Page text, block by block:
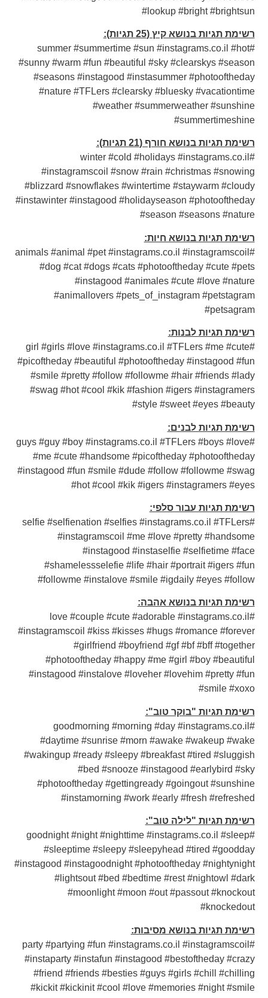
#lookup #bright #brightsun
רשימת תגיות בנושא קיץ (25 תגיות):
#summer #summertime #sun #instagrams.co.il #hot
#sunny #warm #fun #beautiful #sky #clearskys #season
#seasons #instagood #instasummer #photooftheday
#nature #TFLers #clearsky #bluesky #vacationtime
#weather #summerweather #sunshine
#summertimeshine
רשימת תגיות בנושא חורף (21 תגיות):
#winter #cold #holidays #instagrams.co.il
#instagramscoil #snow #rain #christmas #snowing
#blizzard #snowflakes #wintertime #staywarm #cloudy
#instawinter #instagood #holidayseason #photooftheday
#season #seasons #nature
רשימת תגיות בנושא חיות:
#animals #animal #pet #instagrams.co.il #instagramscoil
#dog #cat #dogs #cats #photooftheday #cute #pets
#instagood #animales #cute #love #nature
#animallovers #pets_of_instagram #petstagram
#petsagram
רשימת תגיות לבנות:
#girl #girls #love #instagrams.co.il #TFLers #me #cute
#picoftheday #beautiful #photooftheday #instagood #fun
#smile #pretty #follow #followme #hair #friends #lady
#swag #hot #cool #kik #fashion #igers #instagramers
#style #sweet #eyes #beauty
רשימת תגיות לבנים:
#guys #guy #boy #instagrams.co.il #TFLers #boys #love
#me #cute #handsome #picoftheday #photooftheday
#instagood #fun #smile #dude #follow #followme #swag
#hot #cool #kik #igers #instagramers #eyes
רשימת תגיות עבור סלפי:
#selfie #selfienation #selfies #instagrams.co.il #TFLers
#instagramscoil #me #love #pretty #handsome
#instagood #instaselfie #selfietime #face
#shamelessselefie #life #hair #portrait #igers #fun
#followme #instalove #smile #igdaily #eyes #follow
רשימת תגיות בנושא אהבה:
#love #couple #cute #adorable #instagrams.co.il
#instagramscoil #kiss #kisses #hugs #romance #forever
#girlfriend #boyfriend #gf #bf #bff #together
#photooftheday #happy #me #girl #boy #beautiful
#instagood #instalove #loveher #lovehim #pretty #fun
#smile #xoxo
רשימת תגיות "בוקר טוב":
#goodmorning #morning #day #instagrams.co.il
#daytime #sunrise #morn #awake #wakeup #wake
#wakingup #ready #sleepy #breakfast #tired #sluggish
#bed #snooze #instagood #earlybird #sky
#photooftheday #gettingready #goingout #sunshine
#instamorning #work #early #fresh #refreshed
רשימת תגיות "לילה טוב":
#goodnight #night #nighttime #instagrams.co.il #sleep
#sleeptime #sleepy #sleepyhead #tired #goodday
#instagood #instagoodnight #photooftheday #nightynight
#lightsout #bed #bedtime #rest #nightowl #dark
#moonlight #moon #out #passout #knockout
#knockedout
רשימת תגיות בנושא מסיבות:
#party #partying #fun #instagrams.co.il #instagramscoil
#instaparty #instafun #instagood #bestoftheday #crazy
#friend #friends #besties #guys #girls #chill #chilling
#kickit #kickinit #cool #love #memories #night #smile